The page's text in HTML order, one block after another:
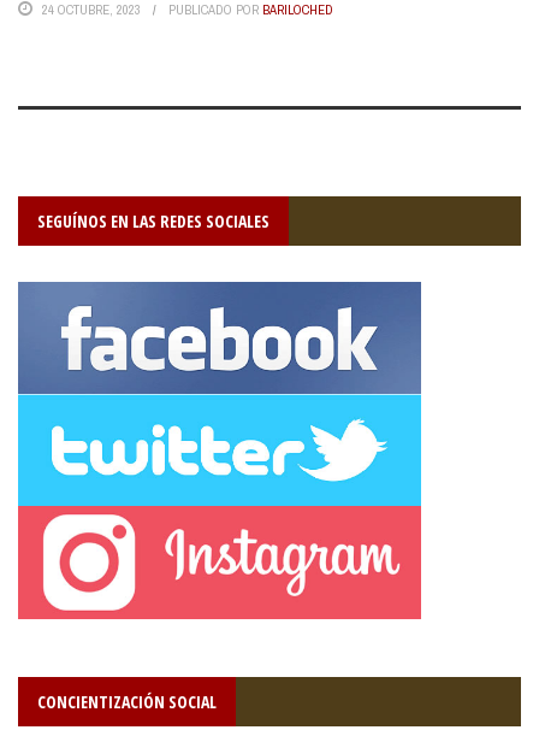
24 OCTUBRE, 2023 PUBLICADO POR BARILOCHED
SEGUÍNOS EN LAS REDES SOCIALES
CONCIENTIZACIÓN SOCIAL